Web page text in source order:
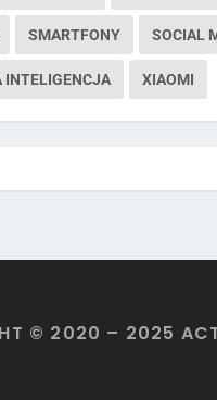
SMARTFONY SOCIAL
INTELIGENCJA XIAOMI
© 2020 – 2025